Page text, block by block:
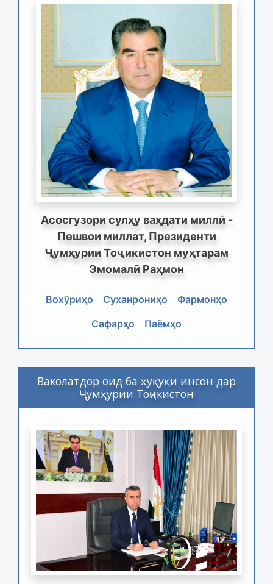
Асосгузори сулҳу ваҳдати миллӣ -
Пешвои миллат, Президенти
Ҷумҳурии Тоҷикистон муҳтарам
Эмомалӣ Раҳмон
Вохӯриҳо Суханрониҳо
Фармонҳо
Сафарҳо
Паёмҳо
Ваколатдор оид ба ҳуқуқи инсон дар
Ҷумҳурии Тоҷикистон